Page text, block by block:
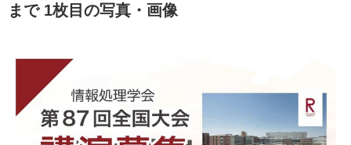
まで 1枚目の写真・画像